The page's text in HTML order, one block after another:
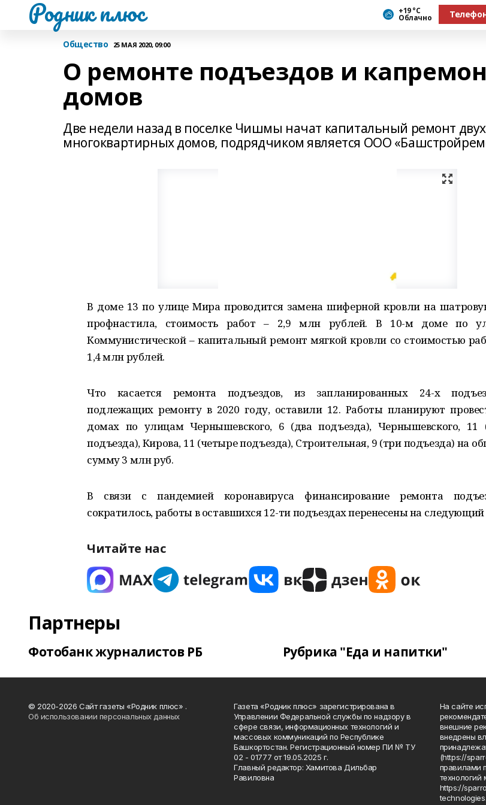
Родник плюс +19 °С
Облачно
Общество 25 МАЯ 2020, 09:00
О ремонте подъездов и
домов
Две недели назад в поселке Чишмы начат капитальный ремонт двух
многоквартирных домов, подрядчиком является ООО
В доме 13 по улице Мира проводится замена шиферной кровли на
профнастила, стоимость работ – 2,9 млн рублей. В 10-м доме по
Коммунистической – капитальный ремонт мягкой кровли со стоимостью
1,4 млн рублей.
Что касается ремонта подъездов, из запланированных 24-х
подлежащих ремонту в 2020 году, оставили 12. Работы планируют
домах по улицам Чернышевского, 6 (два подъезда), Чернышевского, 11
подъезда), Кирова, 11 (четыре подъезда), Строительная, 9 (три подъезда) на
сумму 3 млн руб.
В связи с пандемией коронавируса финансирование ремонта
сократилось, работы в оставшихся 12-ти подъездах перенесены на следующий
Читайте нас
Партнеры
Фотобанк журналистов РБ Рубрика "Еда и напитки"
© 2020-2026 Сайт газеты «Родник плюс» .
Об использовании персональных данных
Газета «Родник плюс» зарегистрирована в
Управлении Федеральной службы по надзору в
сфере связи, информационных технологий и
массовых коммуникаций по Республике
Башкортостан. Регистрационный номер ПИ № ТУ
02 - 01777 от 19.05.2025 г.
Главный редактор: Хамитова Дильбар
Равиловна
На сайте
внешние
внедрены
(https://
правилами
технологий
https://